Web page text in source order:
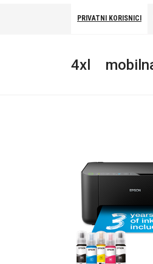
PRIVATNI KORISNICI
4xl
PRIJENOS BROJA
MOJ PROFIL